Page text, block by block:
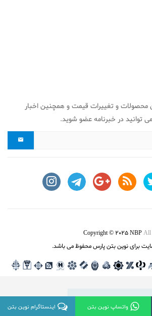
محصولات و تغییرات قیمت و همچنین اخبار
توانید در خبرنامه عضو شوید.
Copyright © 2025 NBPAll
برای نوین بتن پارس محفوظ می باشد.
تماس با نوین بتن اینستاگرام نوین بتن واتساپ نوین بتن اینستاگرام نوین بتن